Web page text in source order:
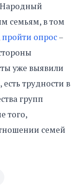
семьям, в том
пройти опрос–
уже выявили
трудности в
групп
того,
семей